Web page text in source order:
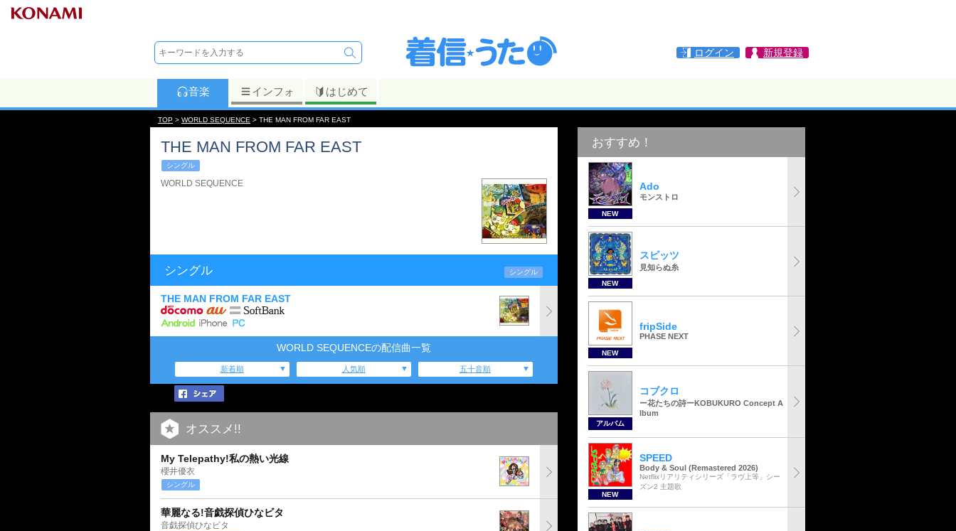
ログイン 新規登録
音楽 インフォ はじめて
TOP > WORLD SEQUENCE > THE MAN FROM FAR EAST
THE MAN FROM FAR EAST
シングル
WORLD SEQUENCE
シングル シングル
THE MAN FROM FAR EAST
WORLD SEQUENCEの配信曲一覧
新着順 人気順 五十音順
オススメ!!
My Telepathy!私の熱い光線
櫻井優衣
シングル
華麗なる!音戯探偵ひなビタ
音戯探偵ひなビタ
おすすめ！
NEW
Ado
モンストロ
NEW
スピッツ
見知らぬ糸
NEW
fripSide
PHASE NEXT
アルバム
コブクロ
ー花たちの詩ーKOBUKURO Concept A
lbum
NEW
SPEED
Body & Soul (Remastered 2026)
Netflixリアリティシリーズ「ラヴ上等」シー
ズン2 主題歌